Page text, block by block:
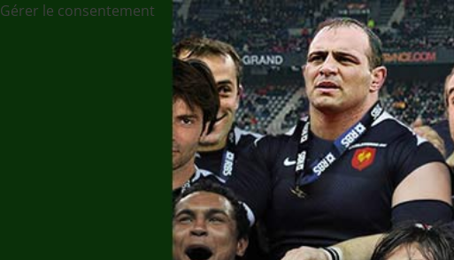
Gérer le consentement